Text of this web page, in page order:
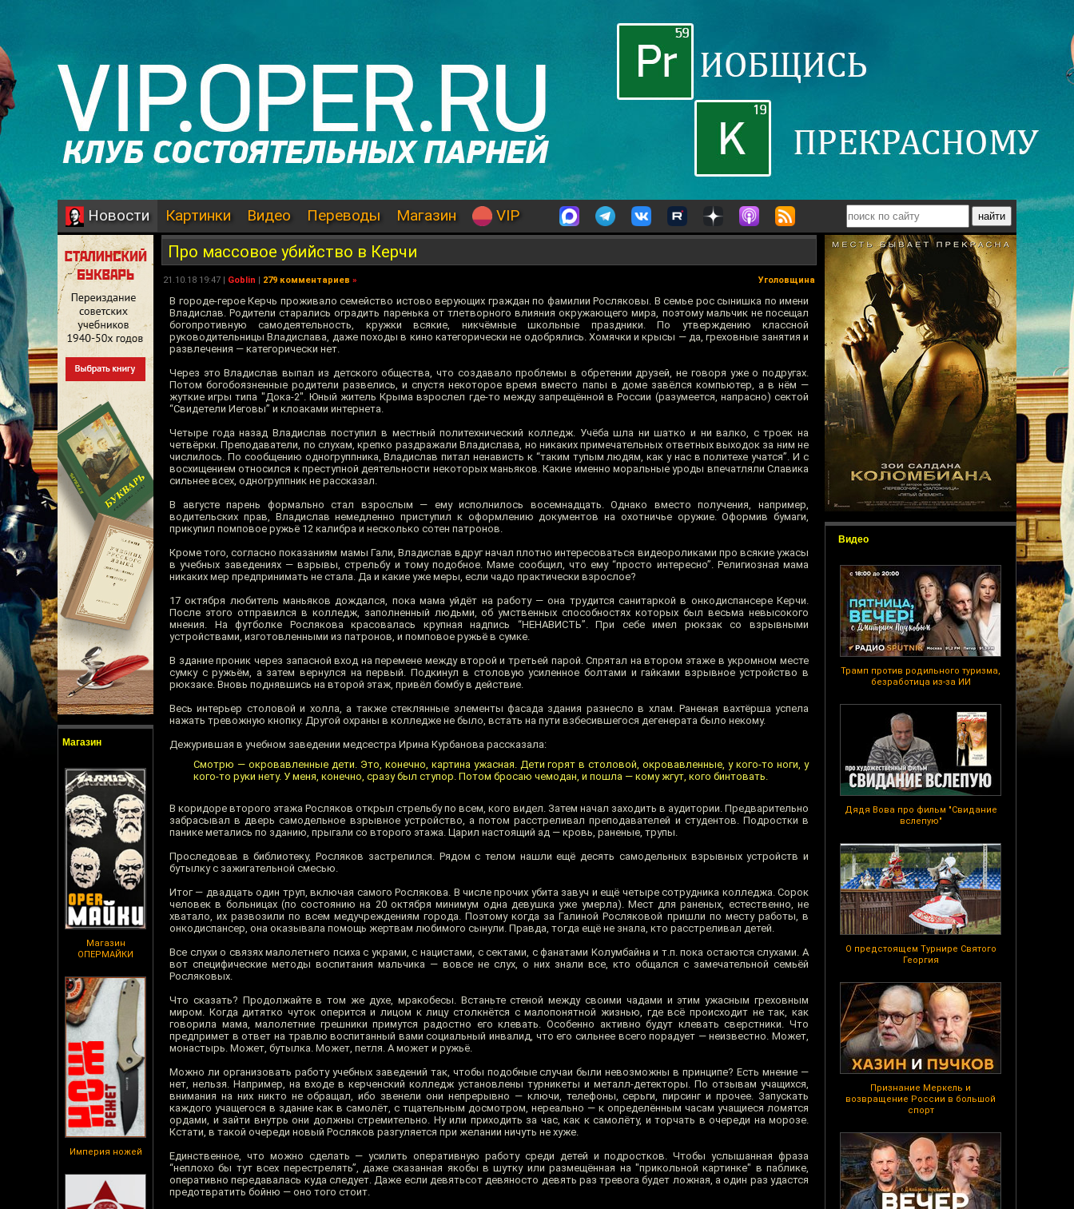
Новости Картинки Видео Переводы Магазин VIP
Магазин
Магазин
ОПЕРМАЙКИ
Империя ножей
Видео
Трамп против родильного туризма,
безработица из-за ИИ
Дядя Вова про фильм "Свидание
вслепую"
О предстоящем Турнире Святого
Георгия
Признание Меркель и
возвращение России в большой
спорт
Про массовое убийство в Керчи
21.10.18 19:47 | Goblin | 279 комментариев » Уголовщина
В городе-герое Керчь проживало семейство истово верующих граждан по фамилии Росляковы. В семье рос сынишка по имени
Владислав. Родители старались оградить паренька от тлетворного влияния окружающего мира, поэтому мальчик не посещал
богопротивную самодеятельность, кружки всякие, никчёмные школьные праздники. По утверждению классной
руководительницы Владислава, даже походы в кино категорически не одобрялись. Хомячки и крысы — да, греховные занятия и
развлечения — категорически нет.
Через это Владислав выпал из детского общества, что создавало проблемы в обретении друзей, не говоря уже о подругах.
Потом богобоязненные родители развелись, и спустя некоторое время вместо папы в доме завёлся компьютер, а в нём —
жуткие игры типа "Дока-2". Юный житель Крыма взрослел где-то между запрещённой в России (разумеется, напрасно) сектой
“Свидетели Иеговы” и клоаками интернета.
Четыре года назад Владислав поступил в местный политехнический колледж. Учёба шла ни шатко и ни валко, с троек на
четвёрки. Преподаватели, по слухам, крепко раздражали Владислава, но никаких примечательных ответных выходок за ним не
числилось. По сообщению одногруппника, Владислав питал ненависть к “таким тупым людям, как у нас в политехе учатся”. И с
восхищением относился к преступной деятельности некоторых маньяков. Какие именно моральные уроды впечатляли Славика
сильнее всех, одногруппник не рассказал.
В августе парень формально стал взрослым — ему исполнилось восемнадцать. Однако вместо получения, например,
водительских прав, Владислав немедленно приступил к оформлению документов на охотничье оружие. Оформив бумаги,
прикупил помповое ружьё 12 калибра и несколько сотен патронов.
Кроме того, согласно показаниям мамы Гали, Владислав вдруг начал плотно интересоваться видеороликами про всякие ужасы
в учебных заведениях — взрывы, стрельбу и тому подобное. Маме сообщил, что ему “просто интересно”. Религиозная мама
никаких мер предпринимать не стала. Да и какие уже меры, если чадо практически взрослое?
17 октября любитель маньяков дождался, пока мама уйдёт на работу — она трудится санитаркой в онкодиспансере Керчи.
После этого отправился в колледж, заполненный людьми, об умственных способностях которых был весьма невысокого
мнения. На футболке Рослякова красовалась крупная надпись “НЕНАВИСТЬ”. При себе имел рюкзак со взрывными
устройствами, изготовленными из патронов, и помповое ружьё в сумке.
В здание проник через запасной вход на перемене между второй и третьей парой. Спрятал на втором этаже в укромном месте
сумку с ружьём, а затем вернулся на первый. Подкинул в столовую усиленное болтами и гайками взрывное устройство в
рюкзаке. Вновь поднявшись на второй этаж, привёл бомбу в действие.
Весь интерьер столовой и холла, а также стеклянные элементы фасада здания разнесло в хлам. Раненая вахтёрша успела
нажать тревожную кнопку. Другой охраны в колледже не было, встать на пути взбесившегося дегенерата было некому.
Дежурившая в учебном заведении медсестра Ирина Курбанова рассказала:
Смотрю — окровавленные дети. Это, конечно, картина ужасная. Дети горят в столовой, окровавленные, у кого-то ноги, у
кого-то руки нету. У меня, конечно, сразу был ступор. Потом бросаю чемодан, и пошла — кому жгут, кого бинтовать.
В коридоре второго этажа Росляков открыл стрельбу по всем, кого видел. Затем начал заходить в аудитории. Предварительно
забрасывал в дверь самодельное взрывное устройство, а потом расстреливал преподавателей и студентов. Подростки в
панике метались по зданию, прыгали со второго этажа. Царил настоящий ад — кровь, раненые, трупы.
Проследовав в библиотеку, Росляков застрелился. Рядом с телом нашли ещё десять самодельных взрывных устройств и
бутылку с зажигательной смесью.
Итог — двадцать один труп, включая самого Рослякова. В числе прочих убита завуч и ещё четыре сотрудника колледжа. Сорок
человек в больницах (по состоянию на 20 октября минимум одна девушка уже умерла). Мест для раненых, естественно, не
хватало, их развозили по всем медучреждениям города. Поэтому когда за Галиной Росляковой пришли по месту работы, в
онкодиспансер, она оказывала помощь жертвам любимого сынули. Правда, тогда ещё не знала, кто расстреливал детей.
Все слухи о связях малолетнего психа с украми, с нацистами, с сектами, с фанатами Колумбайна и т.п. пока остаются слухами. А
вот специфические методы воспитания мальчика — вовсе не слух, о них знали все, кто общался с замечательной семьёй
Росляковых.
Что сказать? Продолжайте в том же духе, мракобесы. Встаньте стеной между своими чадами и этим ужасным греховным
миром. Когда дитятко чуток оперится и лицом к лицу столкнётся с малопонятной жизнью, где всё происходит не так, как
говорила мама, малолетние грешники примутся радостно его клевать. Особенно активно будут клевать сверстники. Что
предпримет в ответ на травлю воспитанный вами социальный инвалид, что его сильнее всего порадует — неизвестно. Может,
монастырь. Может, бутылка. Может, петля. А может и ружьё.
Можно ли организовать работу учебных заведений так, чтобы подобные случаи были невозможны в принципе? Есть мнение —
нет, нельзя. Например, на входе в керченский колледж установлены турникеты и металл-детекторы. По отзывам учащихся,
внимания на них никто не обращал, ибо звенели они непрерывно — ключи, телефоны, серьги, пирсинг и прочее. Запускать
каждого учащегося в здание как в самолёт, с тщательным досмотром, нереально — к определённым часам учащиеся ломятся
ордами, и зайти внутрь они должны стремительно. Ну или приходить за час, как к самолёту, и торчать в очереди на морозе.
Кстати, в такой очереди новый Росляков разгуляется при желании ничуть не хуже.
Единственное, что можно сделать — усилить оперативную работу среди детей и подростков. Чтобы услышанная фраза
“неплохо бы тут всех перестрелять”, даже сказанная якобы в шутку или размещённая на "прикольной картинке" в паблике,
оперативно передавалась куда следует. Даже если девятьсот девяносто девять раз тревога будет ложная, а один раз удастся
предотвратить бойню — оно того стоит.